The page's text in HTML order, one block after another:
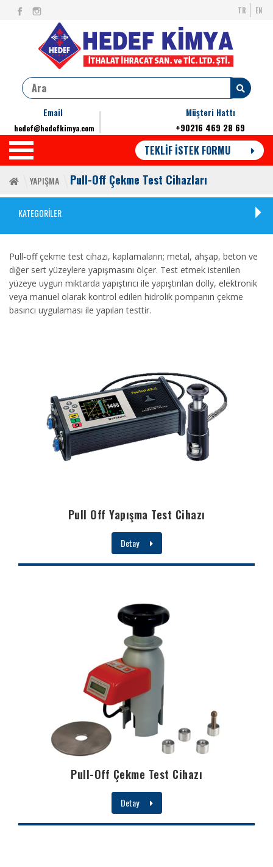
TR EN
Müşteri Hattı
+90216 469 28 69
Email
hedef@hedefkimya.com
TEKLİF İSTEK FORMU
YAPIŞMA Pull-Off Çekme Test Cihazları
KATEGORİLER
Pull-off çekme test cihazı, kaplamaların; metal, ahşap, beton ve
diğer sert yüzeylere yapışmasını ölçer. Test etmek istenilen
yüzeye uygun miktarda yapıştırıcı ile yapıştırılan dolly, elektronik
veya manuel olarak kontrol edilen hidrolik pompanın çekme
basıncı uygulaması ile yapılan testtir.
Pull Off Yapışma Test Cihazı
Detay
Pull-Off Çekme Test Cihazı
Detay